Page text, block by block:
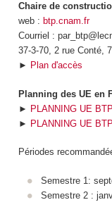
Chaire de
web : btp.cnam.fr
Courriel :
37-3-70, 2 rue Conté,
► Plan d'accès
Planning des UE en
► PLANNING UE
► PLANNING UE
Périodes
Semestre 1:
Semestre 2 :